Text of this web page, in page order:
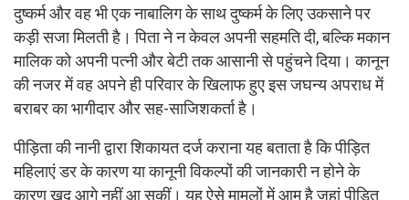
दुष्कर्म और वह भी एक नाबालिग के साथ दुष्कर्म के लिए उकसाने पर
कड़ी सजा मिलती है। पिता ने न केवल अपनी सहमति दी, बल्कि मकान
मालिक को अपनी पत्नी और बेटी तक आसानी से पहुंचने दिया। कानून
की नजर में वह अपने ही परिवार के खिलाफ हुए इस जघन्य अपराध में
बराबर का भागीदार और सह-साजिशकर्ता है।
पीड़िता की नानी द्वारा शिकायत दर्ज कराना यह बताता है कि पीड़ित
महिलाएं डर के कारण या कानूनी विकल्पों की जानकारी न होने के
कारण खुद आगे नहीं आ सकीं। यह ऐसे मामलों में आम है जहां पीड़ित